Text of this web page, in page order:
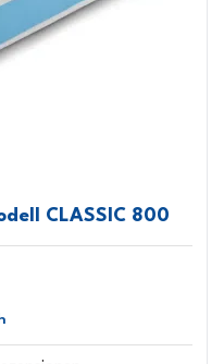
CLASSIC 800